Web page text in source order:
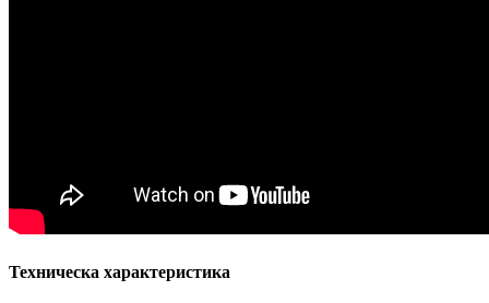
Техническа характеристика